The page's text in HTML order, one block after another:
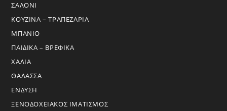
ΣΑΛΟΝΙ
ΚΟΥΖΙΝΑ – ΤΡΑΠΕΖΑΡΙΑ
ΜΠΑΝΙΟ
ΠΑΙΔΙΚΑ – ΒΡΕΦΙΚΑ
ΧΑΛΙΑ
ΘΑΛΑΣΣΑ
ΕΝΔΥΣΗ
ΞΕΝΟΔΟΧΕΙΑΚΟΣ ΙΜΑΤΙΣΜΟΣ